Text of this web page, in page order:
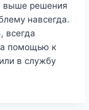
выше решения
навсегда.
всегда
помощью к
в службу